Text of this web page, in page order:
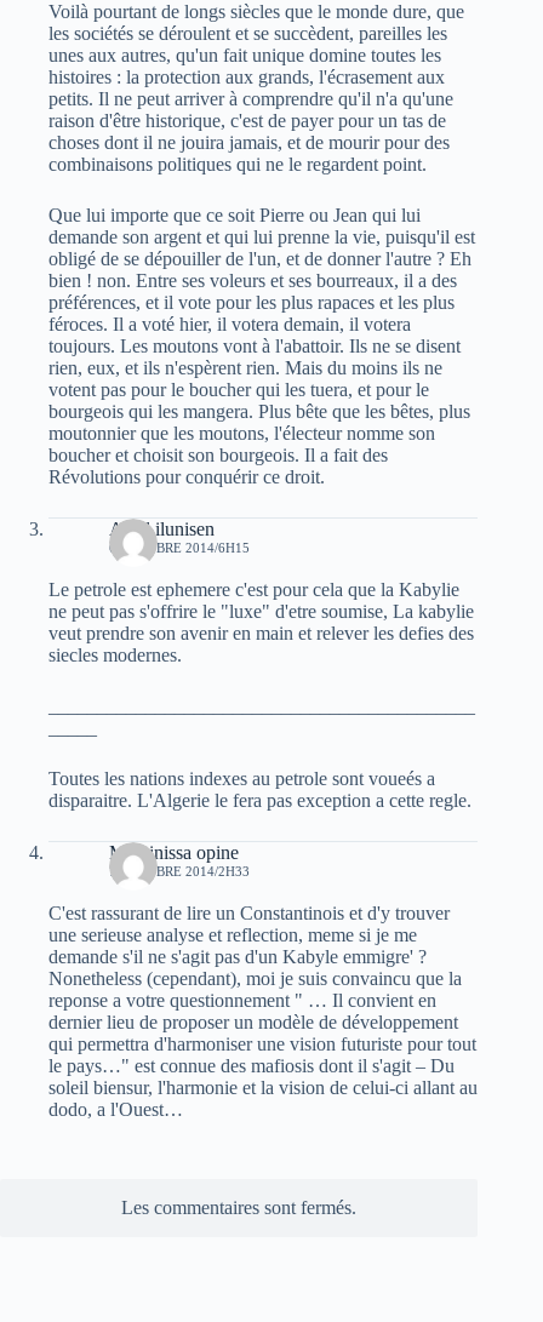
Voilà pourtant de longs siècles que le monde dure, que
les sociétés se déroulent et se succèdent, pareilles les
unes aux autres, qu'un fait unique domine toutes les
histoires : la protection aux grands, l'écrasement aux
petits. Il ne peut arriver à comprendre qu'il n'a qu'une
raison d'être historique, c'est de payer pour un tas de
choses dont il ne jouira jamais, et de mourir pour des
combinaisons politiques qui ne le regardent point.
Que lui importe que ce soit Pierre ou Jean qui lui
demande son argent et qui lui prenne la vie, puisqu'il est
obligé de se dépouiller de l'un, et de donner l'autre ? Eh
bien ! non. Entre ses voleurs et ses bourreaux, il a des
préférences, et il vote pour les plus rapaces et les plus
féroces. Il a voté hier, il votera demain, il votera
toujours. Les moutons vont à l'abattoir. Ils ne se disent
rien, eux, et ils n'espèrent rien. Mais du moins ils ne
votent pas pour le boucher qui les tuera, et pour le
bourgeois qui les mangera. Plus bête que les bêtes, plus
moutonnier que les moutons, l'électeur nomme son
boucher et choisit son bourgeois. Il a fait des
Révolutions pour conquérir ce droit.
Aksil ilunisen
6 OCTOBRE 2014/6H15
Le petrole est ephemere c'est pour cela que la Kabylie
ne peut pas s'offrire le "luxe" d'etre soumise, La kabylie
veut prendre son avenir en main et relever les defies des
siecles modernes.
Toutes les nations indexes au petrole sont voueés a
disparaitre. L'Algerie le fera pas exception a cette regle.
Massinissa opine
7 OCTOBRE 2014/2H33
C'est rassurant de lire un Constantinois et d'y trouver
une serieuse analyse et reflection, meme si je me
demande s'il ne s'agit pas d'un Kabyle emmigre' ?
Nonetheless (cependant), moi je suis convaincu que la
reponse a votre questionnement " … Il convient en
dernier lieu de proposer un modèle de développement
qui permettra d'harmoniser une vision futuriste pour tout
le pays…" est connue des mafiosis dont il s'agit – Du
soleil biensur, l'harmonie et la vision de celui-ci allant au
dodo, a l'Ouest…
Les commentaires sont fermés.